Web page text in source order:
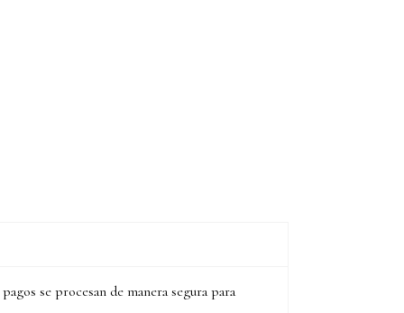
se procesan de manera segura para